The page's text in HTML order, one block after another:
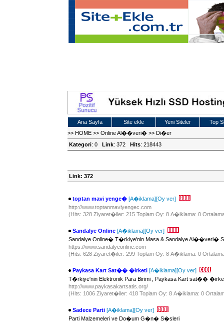
Ana Sayfa Site ekle Yeni Siteler
Top
>> HOME >> Online Al��veri� >> Di�er
Kategori: 0 Link: 372 Hits: 218443
Link: 372
toptan mavi yenge� [A�iklama][Oy ver]
http://www.toptanmaviyengec.com
(Hits: 328 Ziyaret�iler: 215 Toplam Oy: 8 A�iklama: 0
Sandalye Online [A�iklama][Oy ver]
Sandalye Online� T�rkiye'nin Masa & Sandalye Al��veri�
https://www.sandalyeonline.com
(Hits: 628 Ziyaret�iler: 299 Toplam Oy: 8 A�iklama: 0
Paykasa Kart Sat�� �irketi [A�iklama][Oy ver]
T�rkiye'nin Elektronik Para Birimi , Paykasa Kart sat��
http://www.paykasakartsatis.org/
(Hits: 1006 Ziyaret�iler: 418 Toplam Oy: 8 A�iklama: 0
Sadece Parti [A�iklama][Oy ver]
Parti Malzemeleri ve Do�um G�n� S�sleri